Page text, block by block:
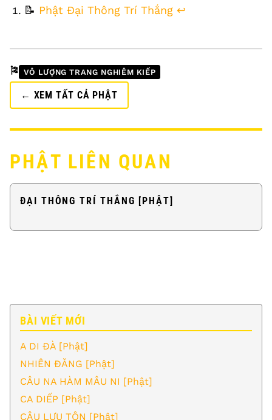
FOOTNOTES
📝 Phật Đại Thông Trí Thắng ↩
🎏 VÔ LƯỢNG TRANG NGHIÊM KIẾP
← XEM TẤT CẢ PHẬT
PHẬT LIÊN QUAN
ĐẠI THÔNG TRÍ THẮNG [PHẬT]
BÀI VIẾT MỚI
A DI ĐÀ [Phật]
NHIÊN ĐĂNG [Phật]
CÂU NA HÀM MÂU NI [Phật]
CA DIẾP [Phật]
CÂU LƯU TÔN [Phật]